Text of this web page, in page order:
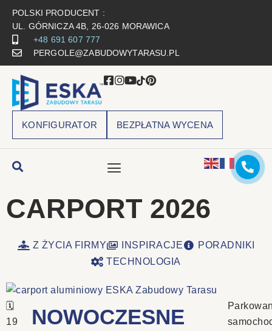
POLSKI PRODUCENT :
UL. GÓRNICZA 4B, 26-026 MORAWICA
+48 691 607 777
PERGOLE@ZABUDOWYTARASU.PL
KONFIGURATOR BEZPŁATNA WYCENA
CARPORT 2026
Z ŻYCIA FIRMY INSPIRACJE
PORADNIKI
TECHNOLOGIA
NOWOCZESNE
19